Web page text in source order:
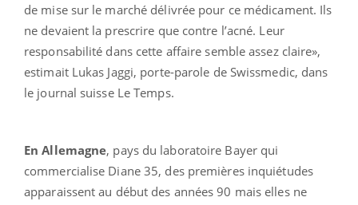
de mise sur le marché délivrée pour ce médicament. Ils
ne devaient la prescrire que contre l’acné. Leur
responsabilité dans cette affaire semble assez claire»,
estimait Lukas Jaggi, porte-parole de Swissmedic, dans
le journal suisse Le Temps.
En Allemagne, pays du laboratoire Bayer qui
commercialise Diane 35, des premières inquiétudes
apparaissent au début des années 90 mais elles ne